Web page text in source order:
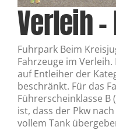
Verleih
Fuhrpark Beim
Fahrzeuge im
auf Entleiher der
beschränkt. Für das
Führerscheinklasse B
ist, dass der Pkw
vollem Tank